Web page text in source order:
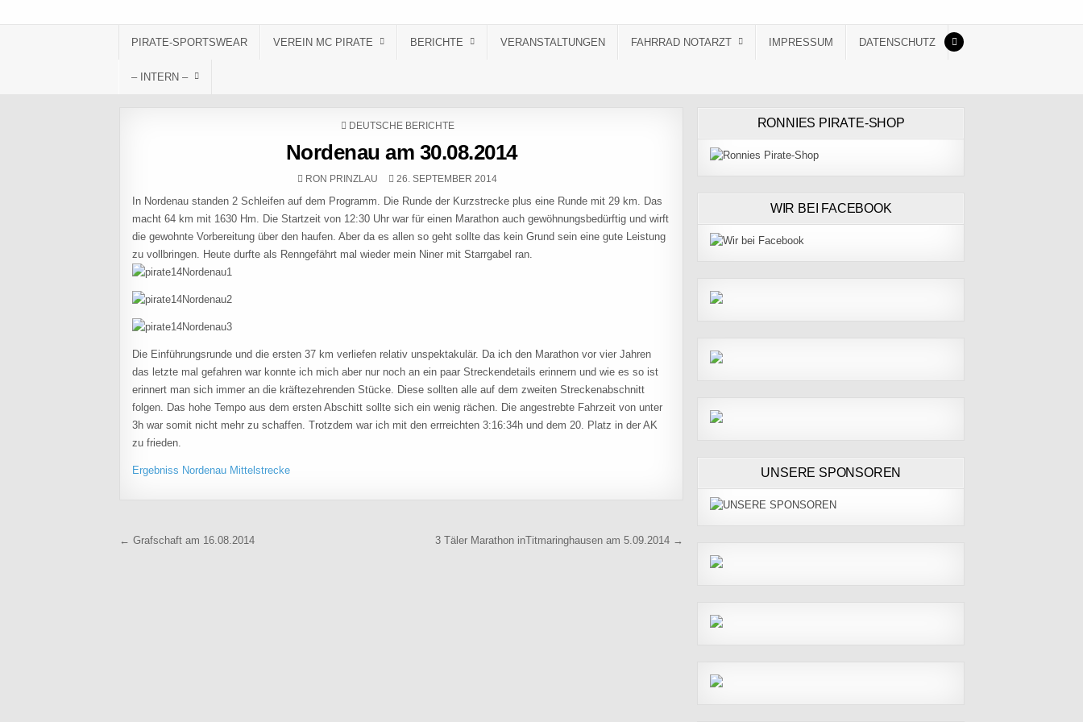
PIRATE-SPORTSWEAR VEREIN MC PIRATE BERICHTE VERANSTALTUNGEN FAHRRAD NOTARZT IMPRESSUM DATENSCHUTZ
– INTERN –
POSTED IN
DEUTSCHE BERICHTE
Nordenau am 30.08.2014
AUTHOR:
RON PRINZLAU PUBLISHED DATE:
26. SEPTEMBER 2014
In Nordenau standen 2 Schleifen auf dem Programm. Die Runde der Kurzstrecke plus eine Runde mit 29 km. Das
macht 64 km mit 1630 Hm. Die Startzeit von 12:30 Uhr war für einen Marathon auch gewöhnungsbedürftig und wirft
die gewohnte Vorbereitung über den haufen. Aber da es allen so geht sollte das kein Grund sein eine gute Leistung
zu vollbringen. Heute durfte als Renngefährt mal wieder mein Niner mit Starrgabel ran.
Die Einführungsrunde und die ersten 37 km verliefen relativ unspektakulär. Da ich den Marathon vor vier Jahren
das letzte mal gefahren war konnte ich mich aber nur noch an ein paar Streckendetails erinnern und wie es so ist
erinnert man sich immer an die kräftezehrenden Stücke. Diese sollten alle auf dem zweiten Streckenabschnitt
folgen. Das hohe Tempo aus dem ersten Abschitt sollte sich ein wenig rächen. Die angestrebte Fahrzeit von unter
3h war somit nicht mehr zu schaffen. Trotzdem war ich mit den errreichten 3:16:34h und dem 20. Platz in der AK
zu frieden.
Ergebniss Nordenau Mittelstrecke
Beitragsnavigation
← Grafschaft am 16.08.2014 3 Täler Marathon inTitmaringhausen am 5.09.2014 →
RONNIES PIRATE-SHOP
WIR BEI FACEBOOK
UNSERE SPONSOREN